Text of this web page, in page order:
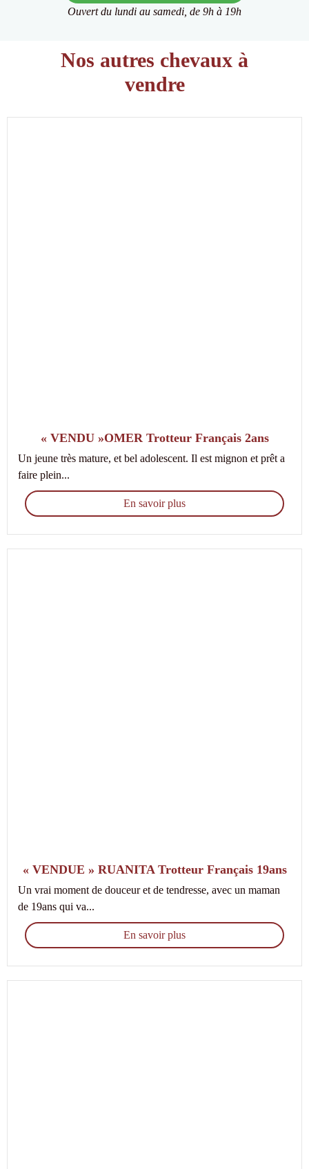
Ouvert du lundi au samedi, de 9h à 19h
Nos autres chevaux à
vendre
« VENDU »OMER Trotteur Français 2ans
Un jeune très mature, et bel adolescent. Il est mignon et prêt a
faire plein...
En savoir plus
« VENDUE » RUANITA Trotteur Français 19ans
Un vrai moment de douceur et de tendresse, avec un maman
de 19ans qui va...
En savoir plus